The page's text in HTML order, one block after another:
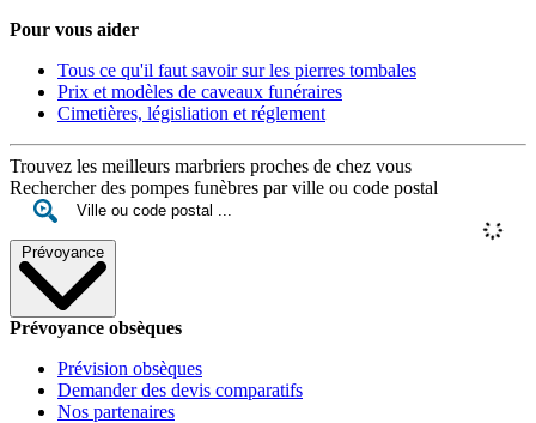
Pour vous aider
Tous ce qu'il faut savoir sur les pierres tombales
Prix et modèles de caveaux funéraires
Cimetières, législiation et réglement
Trouvez les meilleurs marbriers proches de chez vous
Rechercher des pompes funèbres par ville ou code postal
Prévoyance
Prévoyance obsèques
Prévision obsèques
Demander des devis comparatifs
Nos partenaires